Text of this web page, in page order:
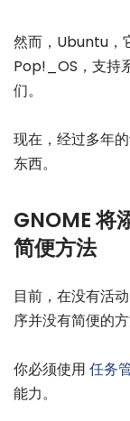
然而，Ubuntu，
Pop!_OS，支持
们。
现在，经过多年
东西。
GNOME 将
简便方法
目前，在没有活
序并没有简便的方
你必须使用 任务
能力。